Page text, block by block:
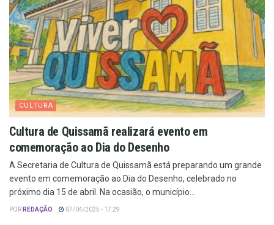
CULTURA
Cultura de Quissamã realizará evento em
comemoração ao Dia do Desenho
A Secretaria de Cultura de Quissamã está preparando um grande
evento em comemoração ao Dia do Desenho, celebrado no
próximo dia 15 de abril. Na ocasião, o município...
POR REDAÇÃO 07/04/2025 - 17:29